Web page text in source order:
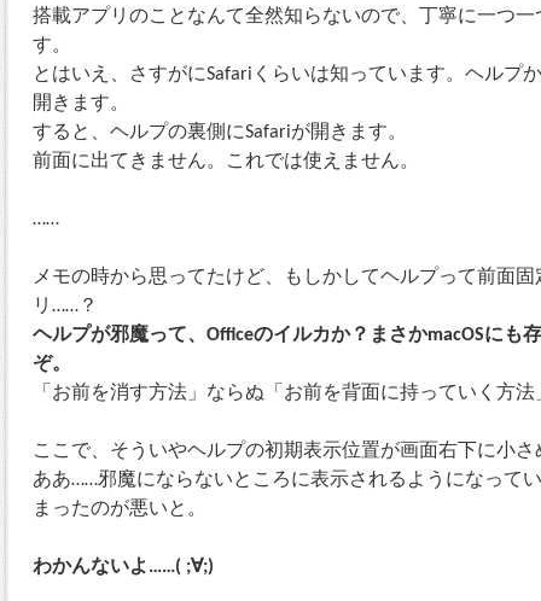
搭載アプリのことなんて全然知らないので、丁寧に一つ
す。
とはいえ、さすがにSafariくらいは知っています。ヘルプ
開きます。
すると、ヘルプの裏側にSafariが開きます。
前面に出てきません。これでは使えません。
……
メモの時から思ってたけど、もしかしてヘルプって前面
リ……？
ヘルプが邪魔って、Officeのイルカか？まさかmacOSにも
ぞ。
「お前を消す方法」ならぬ「お前を背面に持っていく方
ここで、そういやヘルプの初期表示位置が画面右下に小
ああ……邪魔にならないところに表示されるようになって
まったのが悪いと。
わかんないよ……( ;∀;)